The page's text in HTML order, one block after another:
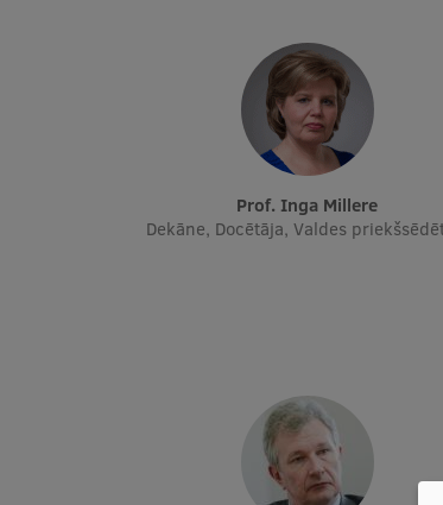
Prof. Inga Millere
Dekāne, Docētāja, Valdes